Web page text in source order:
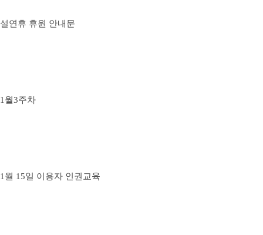
설연휴 휴원 안내문
1월3주차
1월 15일 이용자 인권교육